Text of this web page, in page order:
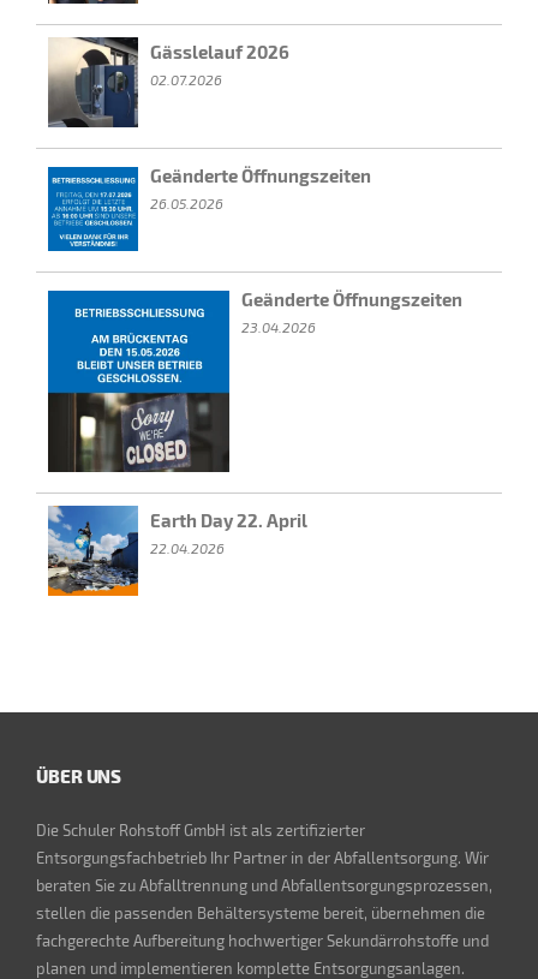
Gässlelauf 2026
02.07.2026
Geänderte Öffnungszeiten
26.05.2026
Geänderte Öffnungszeiten
23.04.2026
Earth Day 22. April
22.04.2026
ÜBER UNS
Die Schuler Rohstoff GmbH ist als zertifizierter
Entsorgungsfachbetrieb Ihr Partner in der Abfallentsorgung. Wir
beraten Sie zu Abfalltrennung und Abfallentsorgungsprozessen,
stellen die passenden Behältersysteme bereit, übernehmen die
fachgerechte Aufbereitung hochwertiger Sekundärrohstoffe und
planen und implementieren komplette Entsorgungsanlagen.